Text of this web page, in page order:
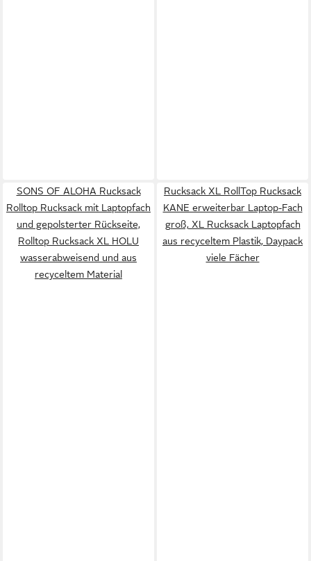
SONS OF ALOHA Rucksack
Rolltop Rucksack mit Laptopfach
und gepolsterter Rückseite,
Rolltop Rucksack XL HOLU
wasserabweisend und aus
recyceltem Material
Rucksack XL RollTop Rucksack
KANE erweiterbar Laptop-Fach
groß, XL Rucksack Laptopfach
aus recyceltem Plastik, Daypack
viele Fächer